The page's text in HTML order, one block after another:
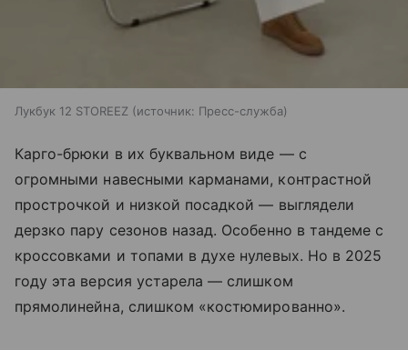
Лукбук 12 STOREEZ источник: Пресс-служба
Карго-брюки в их буквальном виде — с
огромными навесными карманами, контрастной
прострочкой и низкой посадкой — выглядели
дерзко пару сезонов назад. Особенно в тандеме с
кроссовками и топами в духе нулевых. Но в 2025
году эта версия устарела — слишком
прямолинейна, слишком «костюмированно».